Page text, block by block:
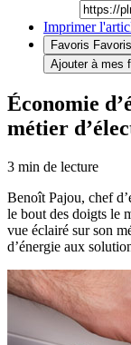
Imprimer
Favoris Favoris
Ajouter à mes
Économie
métier
3 min de lecture
Benoît Pajou, chef
le bout des doigts le
vue éclairé sur son
d’énergie aux